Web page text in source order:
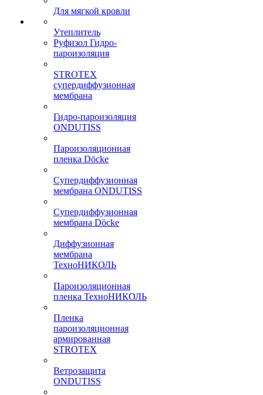
Для мягкой кровли
Утеплитель
Руфизол Гидро-
пароизоляция
STROTEX
супердиффузионная
мембрана
Гидро-пароизоляция
ONDUTISS
Пароизоляционная
пленка Döcke
Супердиффузионная
мембрана ONDUTISS
Супердиффузионная
мембрана Döcke
Диффузионная
мембрана
ТехноНИКОЛЬ
Пароизоляционная
пленка ТехноНИКОЛЬ
Пленка
пароизоляционная
армированная
STROTEX
Ветрозащита
ONDUTISS